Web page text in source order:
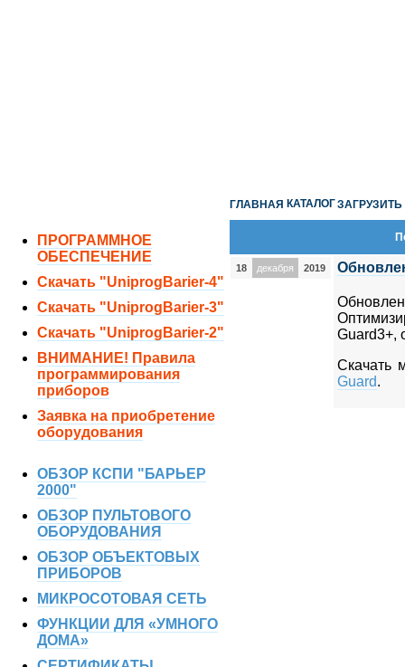
ПРОГРАММНОЕ
ОБЕСПЕЧЕНИЕ
Скачать "UniprogBarier-4"
Скачать "UniprogBarier-3"
Скачать "UniprogBarier-2"
ВНИМАНИЕ! Правила
программирования
приборов
Заявка на приобретение
оборудования
ОБЗОР КСПИ "БАРЬЕР
2000"
ОБЗОР ПУЛЬТОВОГО
ОБОРУДОВАНИЯ
ОБЗОР ОБЪЕКТОВЫХ
ПРИБОРОВ
МИКРОСОТОВАЯ СЕТЬ
ФУНКЦИИ ДЛЯ «УМНОГО
ДОМА»
ГЛАВНАЯ КАТАЛОГЗАГРУЗИТЬ
18 декабря 2019
Guard3+,
Скачать
Guard.